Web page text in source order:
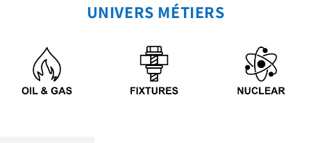
UNIVERS MÉTIERS